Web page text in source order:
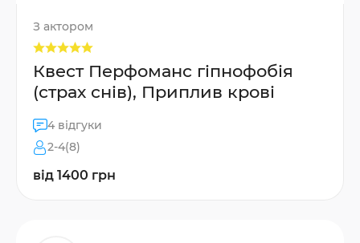
З актором
Квест Перфоманс гіпнофобія
(страх снів), Приплив крові
4 відгуки
2-4(8)
від 1400 грн